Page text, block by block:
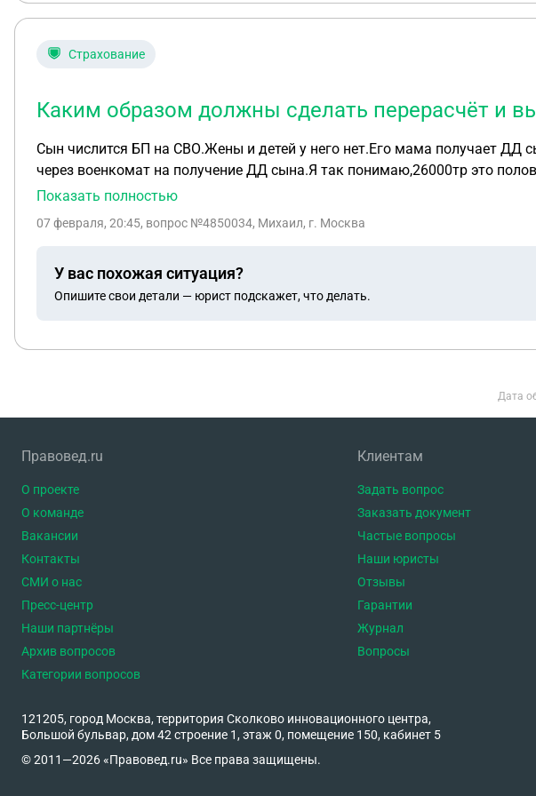
Страхование
Каким образом должны сделать перерасчёт и
Сын числится БП на СВО.Жены и детей у него нет.Его мама получает ДД
через военкомат на получение ДД сына.Я так понимаю,26000тр это
за весь период?
Показать полностью
07 февраля, 20:45, вопрос №4850034, Михаил, г. Москва
У вас похожая ситуация?
Опишите свои детали — юрист подскажет, что делать.
Дата
Правовед.ru
О проекте
О команде
Вакансии
Контакты
СМИ о нас
Пресс-центр
Наши партнёры
Архив вопросов
Категории вопросов
Клиентам
Задать вопрос
Заказать документ
Частые вопросы
Наши юристы
Отзывы
Гарантии
Журнал
Вопросы
121205, город Москва, территория Сколково инновационного центра,
Большой бульвар, дом 42 строение 1, этаж 0, помещение 150, кабинет 5
© 2011—2026 «Правовед.ru» Все права защищены.